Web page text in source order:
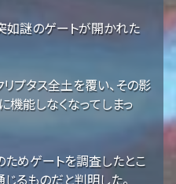
如謎のゲートが開かれた
プタス全土を覆い、その影
能しなくなってしまっ
めゲートを調査したとこ
じるものだと判明した。